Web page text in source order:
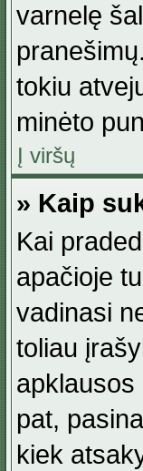
varnelę
tokiu
minėto
Į viršų
» Kaip
Kai
apačioje
vadinasi
toliau
apklausos
pat,
kiek